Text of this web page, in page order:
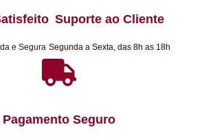
e Segura
Suporte ao Cliente
Segunda a Sexta, das 8h as 18h
Pagamento Seguro